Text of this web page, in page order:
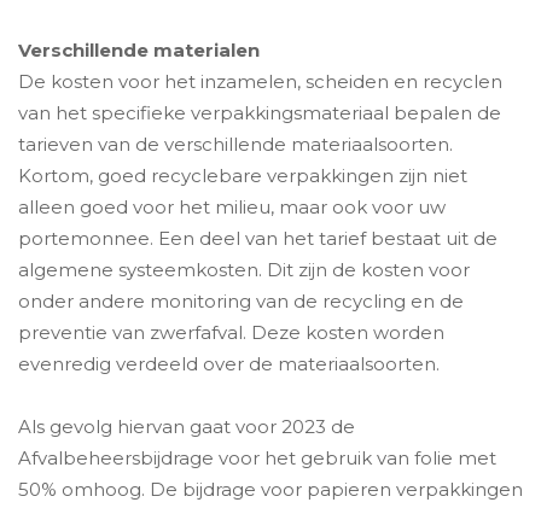
Verschillende materialen
De kosten voor het inzamelen, scheiden en recyclen
van het specifieke verpakkingsmateriaal bepalen de
tarieven van de verschillende materiaalsoorten.
Kortom, goed recyclebare verpakkingen zijn niet
alleen goed voor het milieu, maar ook voor uw
portemonnee. Een deel van het tarief bestaat uit de
algemene systeemkosten. Dit zijn de kosten voor
onder andere monitoring van de recycling en de
preventie van zwerfafval. Deze kosten worden
evenredig verdeeld over de materiaalsoorten.
Als gevolg hiervan gaat voor 2023 de
Afvalbeheersbijdrage voor het gebruik van folie met
50% omhoog. De bijdrage voor papieren verpakkingen